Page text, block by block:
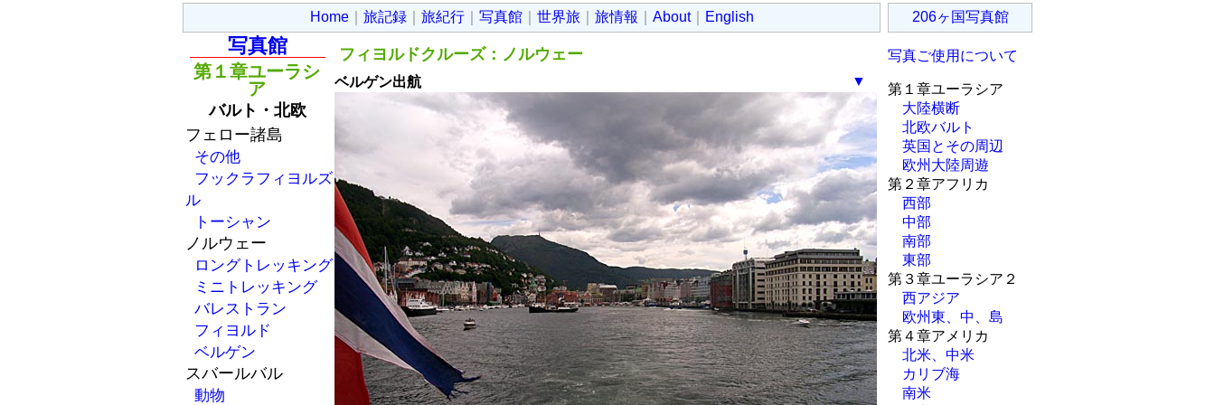
Home｜ 旅記録｜ 旅紀行｜ 写真館｜ 世界旅 旅情報 About｜ English
写真館
第１章ユーラシ
ア
バルト・北欧
フェロー諸島
その他
フックラフィヨルズ
ル
トーシャン
ノルウェー
ロングトレッキング
ミニトレッキング
バレストラン
フィヨルド
ベルゲン
スバールバル
動物
フィヨルドクルーズ：ノルウェー
ベルゲン出航 ▼
206ヶ国写真館
写真ご使用について
第１章ユーラシア
大陸横断
北欧バルト
英国とその周辺
欧州大陸周遊
第２章アフリカ
西部
中部
南部
東部
第３章ユーラシア２
西アジア
欧州東、中、島
第４章アメリカ
北米、中米
カリブ海
南米